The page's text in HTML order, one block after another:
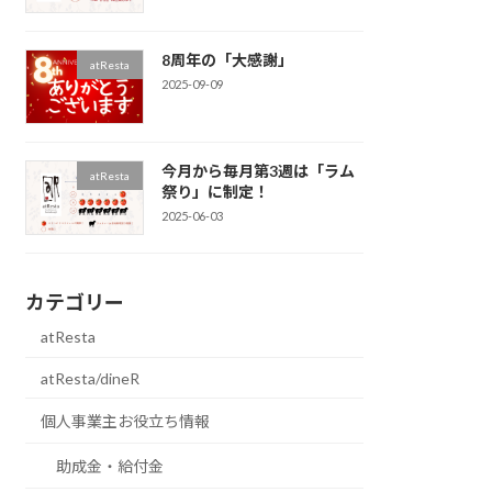
atResta 8周年の「大感謝」
2025-09-09
atResta
今月から毎月第3週は「ラム
祭り」に制定！
2025-06-03
カテゴリー
atResta
atResta/dineR
個人事業主お役立ち情報
助成金・給付金